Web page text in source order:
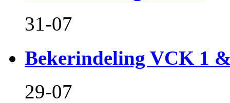
31-07
Bekerindeling VCK 1
29-07